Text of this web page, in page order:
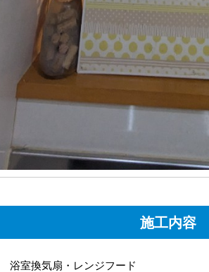
施工内容
浴室換気扇・レンジフード